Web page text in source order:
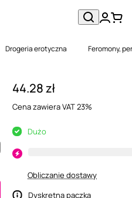
Drogeria erotyczna Feromony,
44.28 zł
Cena zawiera VAT 23%
Dużo
Obliczanie dostawy
Dyskretna paczka